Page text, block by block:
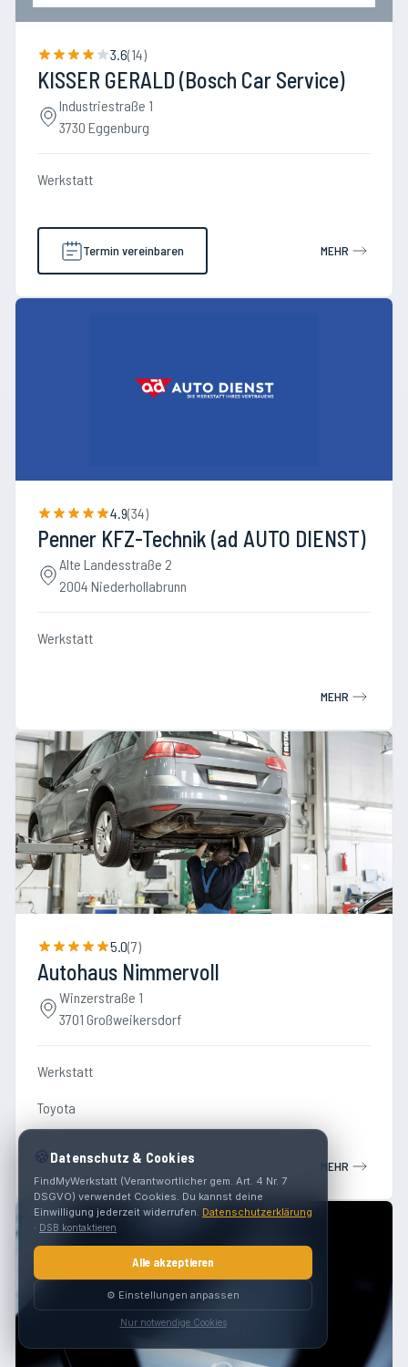
3.6(14)
KISSER GERALD (Bosch Car Service)
Industriestraße 1
3730 Eggenburg
Werkstatt
Termin vereinbaren MEHR
4.9(34)
Penner KFZ-Technik (ad AUTO DIENST)
Alte Landesstraße 2
2004 Niederhollabrunn
Werkstatt
MEHR
5.0(7)
Autohaus Nimmervoll
Winzerstraße 1
3701 Großweikersdorf
Werkstatt
Toyota
MEHR
🍪Datenschutz & Cookies
FindMyWerkstatt (Verantwortlicher gem. Art. 4 Nr. 7
DSGVO) verwendet Cookies. Du kannst deine
Einwilligung jederzeit widerrufen. Datenschutzerklärung
· DSB kontaktieren
Alle akzeptieren
⚙️ Einstellungen anpassen
Nur notwendige Cookies